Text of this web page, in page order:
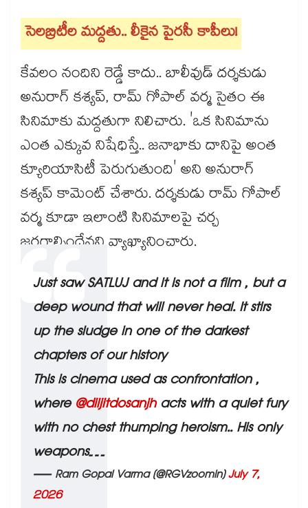
సెలబ్రిటీల మద్దతు.. లీకైన పైరసీ కాపీలు!
కేవలం నందిని రెడ్డే కాదు.. బాలీవుడ్ దర్శకుడు
అనురాగ్ కశ్యప్, రామ్ గోపాల్ వర్మ సైతం ఈ
సినిమాకు మద్దతుగా నిలిచారు. 'ఒక సినిమాను
ఎంత ఎక్కువ నిషేధిస్తే.. జనాభాకు దానిపై అంత
క్యూరియాసిటీ పెరుగుతుంది' అని అనురాగ్
కశ్యప్ కామెంట్ చేశారు. దర్శకుడు రామ్ గోపాల్
వర్మ కూడా ఇలాంటి సినిమాలపై చర్చ
జరగాల్సిందేనని వ్యాఖ్యానించారు.
Just saw SATLUJ and it is not a film , but a
deep wound that will never heal. It stirs
up the sludge in one of the darkest
chapters of our history
This is cinema used as confrontation ,
where@diljitdosanjhacts with a quiet fury
with no chest thumping heroism.. His only
weapons…
— Ram Gopal Varma (@RGVzoomin)July 7,
2026